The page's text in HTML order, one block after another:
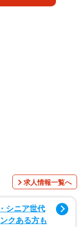
、日本シリーズ開
求人情報一覧へ
シニア世代
クある方も